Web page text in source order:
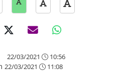
22/03/2021 10:56
22/03/2021 11:08